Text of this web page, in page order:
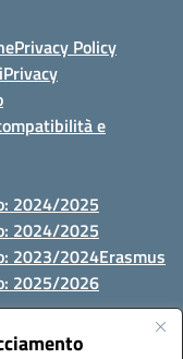
Privacy Policy
Privacy
e
2024/2025
2024/2025
2023/2024Erasmus
2025/2026